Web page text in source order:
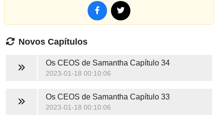
Novos Capítulos
Os CEOS de Samantha Capítulo 34
2023-01-18 00:10:06
Os CEOS de Samantha Capítulo 33
2023-01-18 00:10:06